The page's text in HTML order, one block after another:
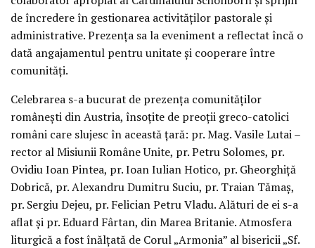
de încredere în gestionarea activităților pastorale și
administrative. Prezența sa la eveniment a reflectat încă o
dată angajamentul pentru unitate și cooperare între
comunități.
Celebrarea s-a bucurat de prezența comunităților
românești din Austria, însoțite de preoții greco-catolici
români care slujesc în această țară: ⁠pr. Mag. Vasile Lutai –
rector al Misiunii Române Unite, pr. Petru Solomes, pr.
Ovidiu Ioan Pintea, ⁠pr. Ioan Iulian Hotico, ⁠⁠pr. Gheorghiță
Dobrică, pr. Alexandru Dumitru Suciu, pr. Traian Tămaș,
⁠⁠pr. Sergiu Dejeu, ⁠pr. Felician Petru Vladu. Alături de ei s-a
aflat⁠ și pr. Eduard Fârtan, din Marea Britanie. Atmosfera
liturgică a fost înălțată de Corul „Armonia” al bisericii „Sf.